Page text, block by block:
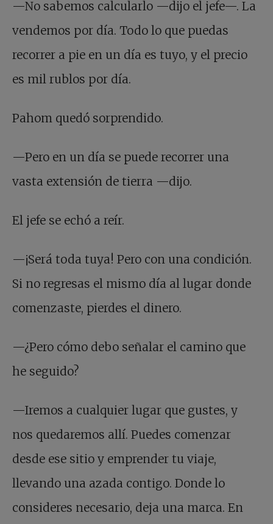
—No sabemos calcularlo —dijo el jefe—. La
vendemos por día. Todo lo que puedas
recorrer a pie en un día es tuyo, y el precio
es mil rublos por día.
Pahom quedó sorprendido.
—Pero en un día se puede recorrer una
vasta extensión de tierra —dijo.
El jefe se echó a reír.
—¡Será toda tuya! Pero con una condición.
Si no regresas el mismo día al lugar donde
comenzaste, pierdes el dinero.
—¿Pero cómo debo señalar el camino que
he seguido?
—Iremos a cualquier lugar que gustes, y
nos quedaremos allí. Puedes comenzar
desde ese sitio y emprender tu viaje,
llevando una azada contigo. Donde lo
consideres necesario, deja una marca. En